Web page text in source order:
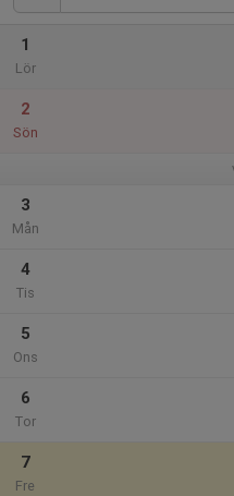
1
Lör
2
Sön
3
Mån
4
Tis
5
Ons
6
Tor
7
Fre